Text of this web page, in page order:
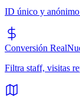
ID único y
Conversión Real
Filtra staff, visitas